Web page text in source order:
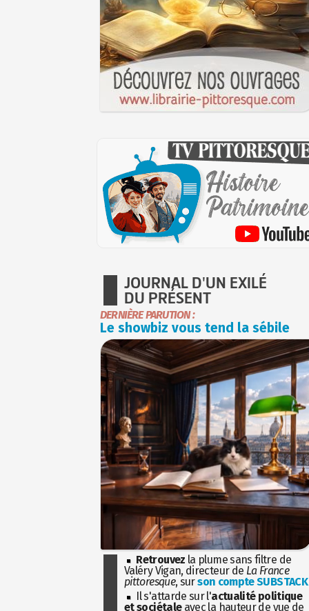
JOURNAL D'UN EXILÉ
DU PRÉSENT
DERNIÈRE PARUTION :
Le showbiz vous tend la sébile
Retrouvez la plume sans filtre de
Valéry Vigan, directeur de La France
pittoresque, surson compte SUBSTACK
Il s'attarde sur l'actualité politique
et sociétaleavec la hauteur de vue de